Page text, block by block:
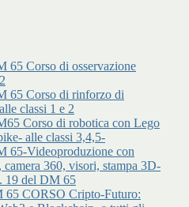
65 Corso di osservazione
65 Corso di rinforzo di
classi 1 e 2
Corso di robotica con Lego
alle classi 3,4,5-
65-Videoproduzione con
360, visori, stampa 3D-
19 del DM 65
65 CORSO Cripto-Futuro: